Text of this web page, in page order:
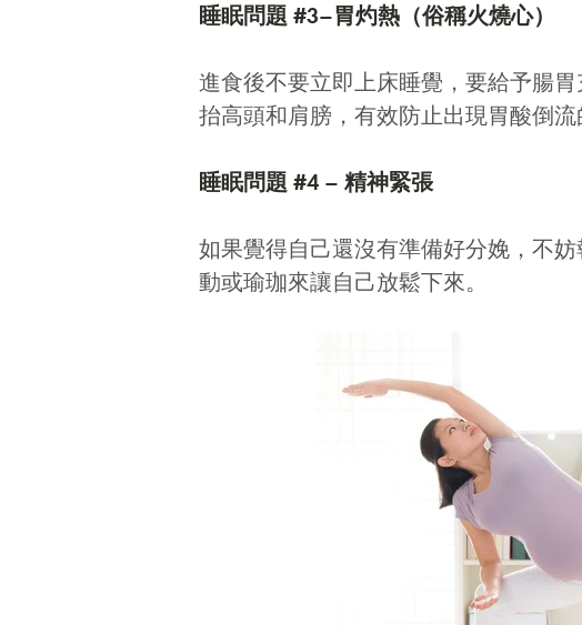
睡眠問題 #3–胃灼熱（俗稱火燒心）
進食後不要立即上床睡覺，要給予腸
抬高頭和肩膀，有效防止出現胃酸倒流
睡眠問題 #4 – 精神緊張
如果覺得自己還沒有準備好分娩，不
動或瑜珈來讓自己放鬆下來。